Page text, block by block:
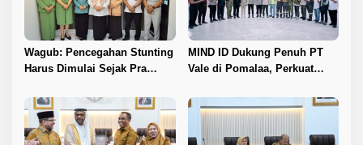
Wagub: Pencegahan Stunting
Harus Dimulai Sejak Pra
MIND ID Dukung Penuh PT
Vale di Pomalaa, Perkuat
Hilirisasi Nikel